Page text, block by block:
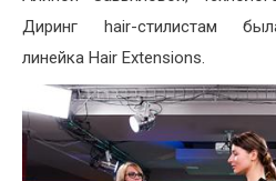
Диринг hair-стилистам
линейка Hair Extensions.